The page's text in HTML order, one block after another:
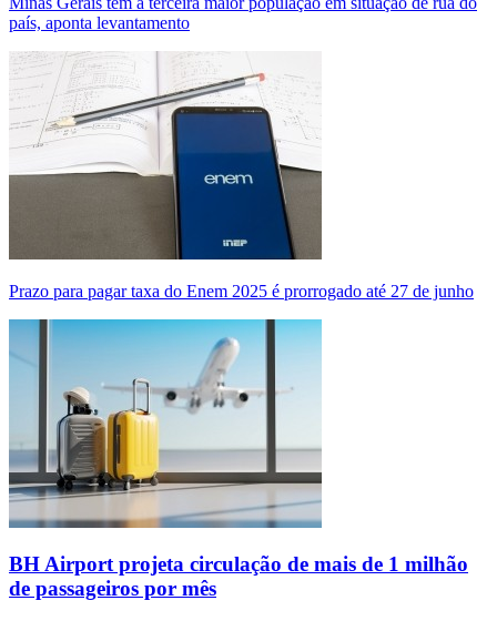
país, aponta levantamento
Prazo para pagar taxa do Enem 2025 é prorrogado até 27 de junho
BH Airport projeta circulação de mais de 1 milhão
de passageiros por mês